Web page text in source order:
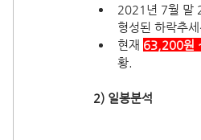
2021년 7월 말
형성된 하락추
현재 63,200원
황.
2) 일봉분석